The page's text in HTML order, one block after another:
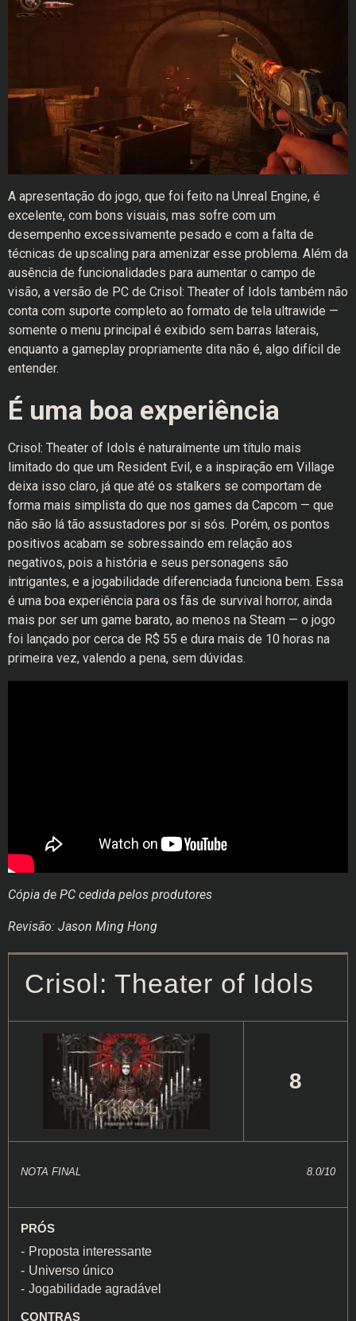
A apresentação do jogo, que foi feito na Unreal Engine, é
excelente, com bons visuais, mas sofre com um
desempenho excessivamente pesado e com a falta de
técnicas de upscaling para amenizar esse problema. Além da
ausência de funcionalidades para aumentar o campo de
visão, a versão de PC de Crisol: Theater of Idols também não
conta com suporte completo ao formato de tela ultrawide —
somente o menu principal é exibido sem barras laterais,
enquanto a gameplay propriamente dita não é, algo difícil de
entender.
É uma boa experiência
Crisol: Theater of Idols é naturalmente um título mais
limitado do que um Resident Evil, e a inspiração em Village
deixa isso claro, já que até os stalkers se comportam de
forma mais simplista do que nos games da Capcom — que
não são lá tão assustadores por si sós. Porém, os pontos
positivos acabam se sobressaindo em relação aos
negativos, pois a história e seus personagens são
intrigantes, e a jogabilidade diferenciada funciona bem. Essa
é uma boa experiência para os fãs de survival horror, ainda
mais por ser um game barato, ao menos na Steam — o jogo
foi lançado por cerca de R$ 55 e dura mais de 10 horas na
primeira vez, valendo a pena, sem dúvidas.
Cópia de PC cedida pelos produtores
Revisão: Jason Ming Hong
Crisol: Theater of Idols
8
NOTA FINAL 8.0/10
PRÓS
Proposta interessante
Universo único
Jogabilidade agradável
CONTRAS